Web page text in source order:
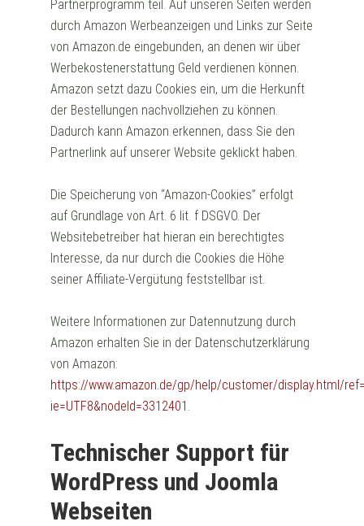
Partnerprogramm teil. Auf unseren Seiten werden
durch Amazon Werbeanzeigen und Links zur Seite
von Amazon.de eingebunden, an denen wir über
Werbekostenerstattung Geld verdienen können.
Amazon setzt dazu Cookies ein, um die Herkunft
der Bestellungen nachvollziehen zu können.
Dadurch kann Amazon erkennen, dass Sie den
Partnerlink auf unserer Website geklickt haben.
Die Speicherung von “Amazon-Cookies” erfolgt
auf Grundlage von Art. 6 lit. f DSGVO. Der
Websitebetreiber hat hieran ein berechtigtes
Interesse, da nur durch die Cookies die Höhe
seiner Affiliate-Vergütung feststellbar ist.
Weitere Informationen zur Datennutzung durch
Amazon erhalten Sie in der Datenschutzerklärung
von Amazon:
https://www.amazon.de/gp/help/customer/display.html/
ie=UTF8&nodeId=3312401 .
Technischer Support für
WordPress und Joomla
Webseiten